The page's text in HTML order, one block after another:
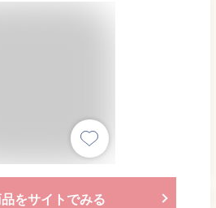
をサイトでみる